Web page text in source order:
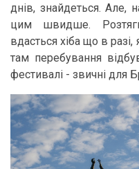
днів, знайдеться. Але,
цим швидше.
вдасться хіба що в
там перебування
фестивалі - звичні для